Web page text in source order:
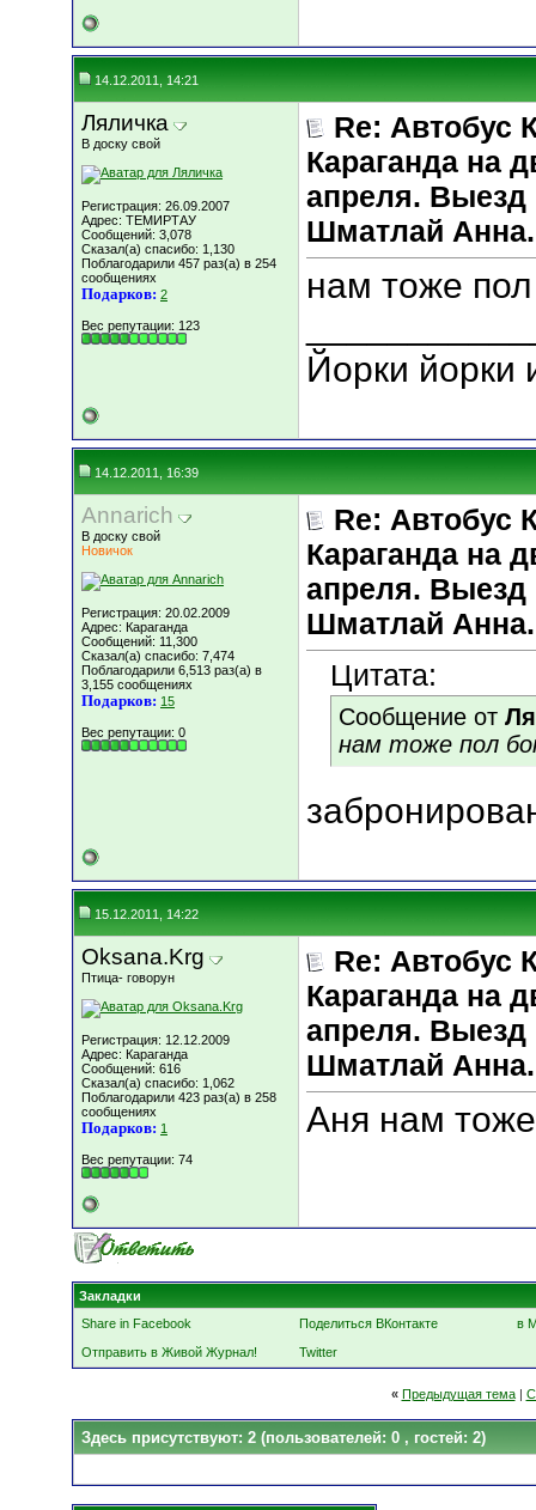
14.12.2011, 14:21
Ляличка
В доску свой
Регистрация: 26.09.2007
Адрес: ТЕМИРТАУ
Сообщений: 3,078
Сказал(а) спасибо: 1,130
Поблагодарили 457 раз(а) в 254
сообщениях
Подарков: 2
Вес репутации: 123
Re: Автобус
Караганда на
апреля. Выезд
Шматлай Анна.
нам тоже
Йорки йорки
14.12.2011, 16:39
Annarich
В доску свой
Новичок
Регистрация: 20.02.2009
Адрес: Караганда
Сообщений: 11,300
Сказал(а) спасибо: 7,474
Поблагодарили 6,513 раз(а) в
3,155 сообщениях
Подарков: 15
Вес репутации: 0
Re: Автобус
Караганда на
апреля. Выезд
Шматлай Анна.
Цитата:
Сообщение от
нам тоже пол
15.12.2011, 14:22
Oksana.Krg
Птица- говорун
Регистрация: 12.12.2009
Адрес: Караганда
Сообщений: 616
Сказал(а) спасибо: 1,062
Поблагодарили 423 раз(а) в 258
сообщениях
Подарков: 1
Вес репутации: 74
Re: Автобус
Караганда на
апреля. Выезд
Шматлай Анна.
Аня нам
Закладки
Share in Facebook
Поделиться ВКонтакте
в
Отправить в Живой Журнал!
Twitter
« Предыдущая тема|
Здесь присутствуют: 2 (пользователей: 0 , гостей: 2)